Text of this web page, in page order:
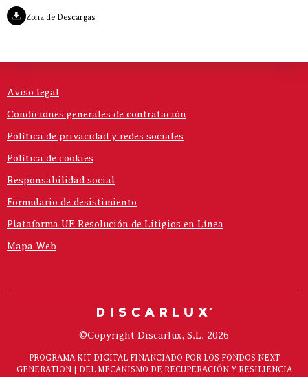
Zona de Descargas
Aviso legal
Condiciones generales de contratación
Política de privacidad y redes sociales
Política de cookies
Responsabilidad social
Formulario de desistimiento
Plataforma UE Resolución de Litigios en Línea
Mapa Web
©Copyright Discarlux, S.L. 2026
PROGRAMA KIT DIGITAL FINANCIADO POR LOS FONDOS NEXT
GENERATION | DEL MECANISMO DE RECUPERACIÓN Y RESILIENCIA